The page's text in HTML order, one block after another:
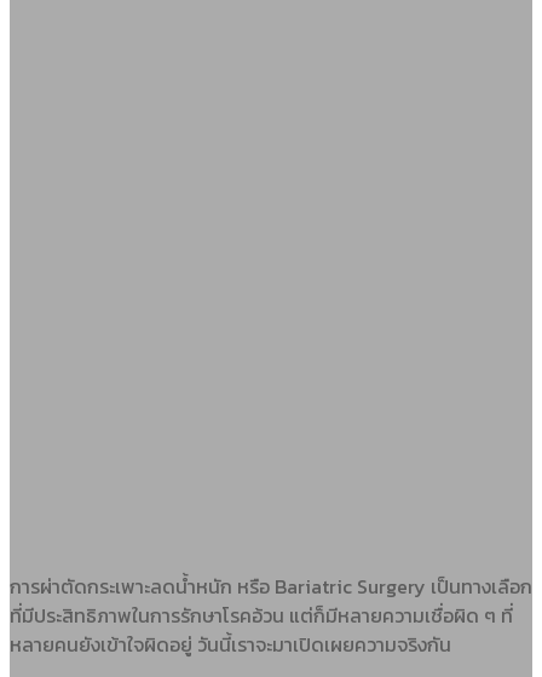
การผ่าตัดกระเพาะลดน้ำหนัก หรือ Bariatric Surgery เป็นทางเลือก
ที่มีประสิทธิภาพในการรักษาโรคอ้วน แต่ก็มีหลายความเชื่อผิด ๆ ที่
หลายคนยังเข้าใจผิดอยู่ วันนี้เราจะมาเปิดเผยความจริงกัน